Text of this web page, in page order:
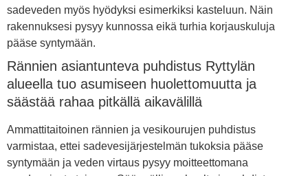
sadeveden myös hyödyksi esimerkiksi kasteluun. Näin
rakennuksesi pysyy kunnossa eikä turhia korjauskuluja
pääse syntymään.
Rännien asiantunteva puhdistus Ryttylän
alueella tuo asumiseen huolettomuutta ja
säästää rahaa pitkällä aikavälillä
Ammattitaitoinen rännien ja vesikourujen puhdistus
varmistaa, ettei sadevesijärjestelmän tukoksia pääse
syntymään ja veden virtaus pysyy moitteettomana